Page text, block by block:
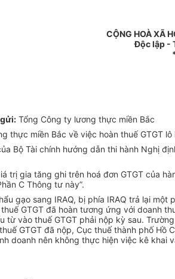
CỘNG HOÀ XÃ
Độc lập -
Tổng Công ty lương thực miền Bắc
miền Bắc về việc hoàn thuế GTGT
Bộ Tài chính hướng dẫn thi hành Nghị
gia tăng ghi trên hoá đơn GTGT của
C Thông tư này”.
gạo sang IRAQ, bị phía IRAQ trả lại
GTGT đã hoàn tương ứng với doanh
vào thuế GTGT phải nộp kỳ sau.
GTGT đã nộp, Cục thuế thành phố Hồ
doanh nên không thực hiện việc kê khai